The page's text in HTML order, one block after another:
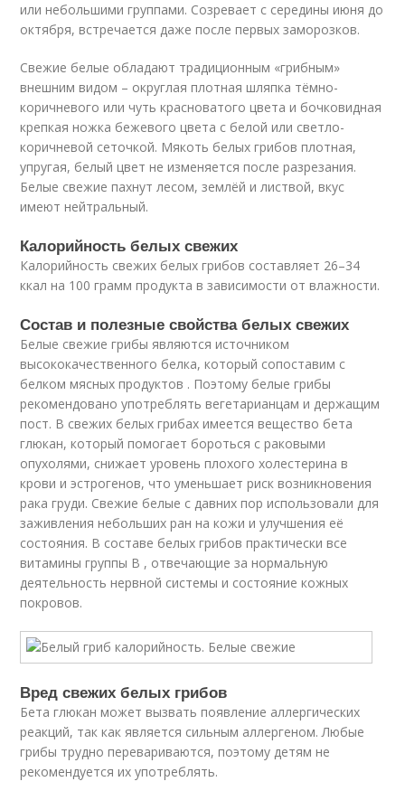
или небольшими группами. Созревает с середины июня до
октября, встречается даже после первых заморозков.
Свежие белые обладают традиционным «грибным»
внешним видом – округлая плотная шляпка тёмно-
коричневого или чуть красноватого цвета и бочковидная
крепкая ножка бежевого цвета с белой или светло-
коричневой сеточкой. Мякоть белых грибов плотная,
упругая, белый цвет не изменяется после разрезания.
Белые свежие пахнут лесом, землёй и листвой, вкус
имеют нейтральный.
Калорийность белых свежих
Калорийность свежих белых грибов составляет 26–34
ккал на 100 грамм продукта в зависимости от влажности.
Состав и полезные свойства белых свежих
Белые свежие грибы являются источником
высококачественного белка, который сопоставим с
белком мясных продуктов . Поэтому белые грибы
рекомендовано употреблять вегетарианцам и держащим
пост. В свежих белых грибах имеется вещество бета
глюкан, который помогает бороться с раковыми
опухолями, снижает уровень плохого холестерина в
крови и эстрогенов, что уменьшает риск возникновения
рака груди. Свежие белые с давних пор использовали для
заживления небольших ран на кожи и улучшения её
состояния. В составе белых грибов практически все
витамины группы В , отвечающие за нормальную
деятельность нервной системы и состояние кожных
покровов.
Вред свежих белых грибов
Бета глюкан может вызвать появление аллергических
реакций, так как является сильным аллергеном. Любые
грибы трудно перевариваются, поэтому детям не
рекомендуется их употреблять.